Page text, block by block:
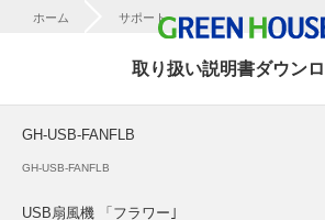
ホーム サポート
取り扱い説明書ダウン
GH-USB-FANFLB
GH-USB-FANFLB
USB扇風機 「フラワー｣